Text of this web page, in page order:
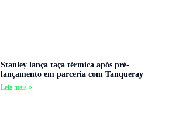
Stanley lança taça térmica após pré-
lançamento em parceria com Tanqueray
Leia mais »